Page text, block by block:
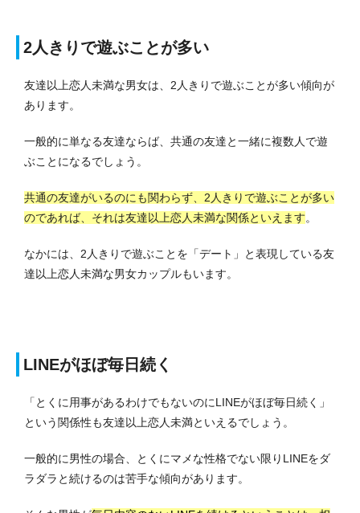
2人きりで遊ぶことが多い
友達以上恋人未満な男女は、2人きりで遊ぶことが多い傾向が
あります。
一般的に単なる友達ならば、共通の友達と一緒に複数人で遊
ぶことになるでしょう。
共通の友達がいるのにも関わらず、2人きりで遊ぶことが多い
のであれば、それは友達以上恋人未満な関係といえます。
なかには、2人きりで遊ぶことを「デート」と表現している友
達以上恋人未満な男女カップルもいます。
LINEがほぼ毎日続く
「とくに用事があるわけでもないのにLINEがほぼ毎日続く」
という関係性も友達以上恋人未満といえるでしょう。
一般的に男性の場合、とくにマメな性格でない限りLINEをダ
ラダラと続けるのは苦手な傾向があります。